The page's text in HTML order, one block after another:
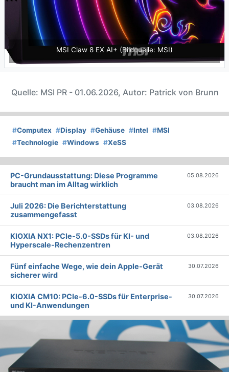
MSI Claw 8 EX AI+ (Bildquelle: MSI)
Quelle: MSI PR - 01.06.2026, Autor: Patrick von Brunn
#Computex #Display #Gehäuse #Intel #MSI
#Technologie #Windows #XeSS
PC-Grundausstattung: Diese Programme
braucht man im Alltag wirklich
05.08.2026
Juli 2026: Die Bericht­erstattung
zusammengefasst
03.08.2026
KIOXIA NX1: PCIe-5.0-SSDs für KI- und
Hyperscale-Rechenzentren
03.08.2026
Fünf einfache Wege, wie dein Apple-Gerät
sicherer wird
30.07.2026
KIOXIA CM10: PCIe-6.0-SSDs für Enterprise-
und KI-Anwendungen
30.07.2026